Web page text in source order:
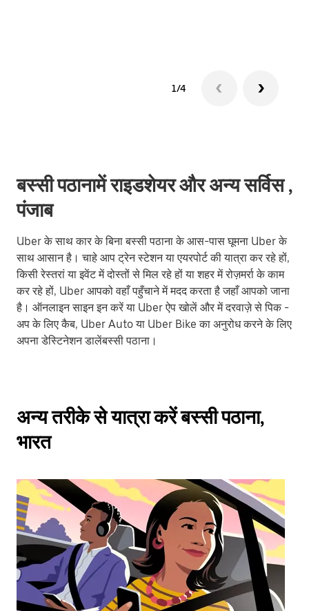
1/4
बस्सी पठानामें राइडशेयर और अन्य सर्विस ,
पंजाब
Uber के साथ कार के बिना बस्सी पठाना के आस-पास घूमना Uber के
साथ आसान है। चाहे आप ट्रेन स्टेशन या एयरपोर्ट की यात्रा कर रहे हों,
किसी रेस्तरां या इवेंट में दोस्तों से मिल रहे हों या शहर में रोज़मर्रा के काम
कर रहे हों, Uber आपको वहाँ पहुँचाने में मदद करता है जहाँ आपको जाना
है। ऑनलाइन साइन इन करें या Uber ऐप खोलें और में दरवाज़े से पिक -
अप के लिए कैब, Uber Auto या Uber Bike का अनुरोध करने के लिए
अपना डेस्टिनेशन डालेंबस्सी पठाना।
अन्य तरीके से यात्रा करें बस्सी पठाना,
भारत